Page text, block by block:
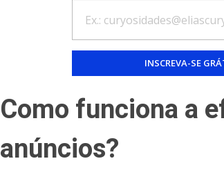
Como funciona a
anúncios?